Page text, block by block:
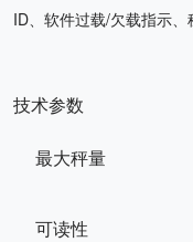
ID、软件过载/欠载指示、
技术参数
最大秤量
可读性